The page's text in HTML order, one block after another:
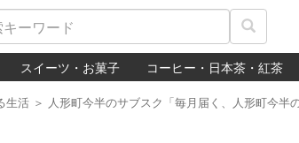
スイーツ・お菓子 コーヒー・日本茶・紅茶
生活 ＞ 人形町今半のサブスク「毎月届く、人形町今半